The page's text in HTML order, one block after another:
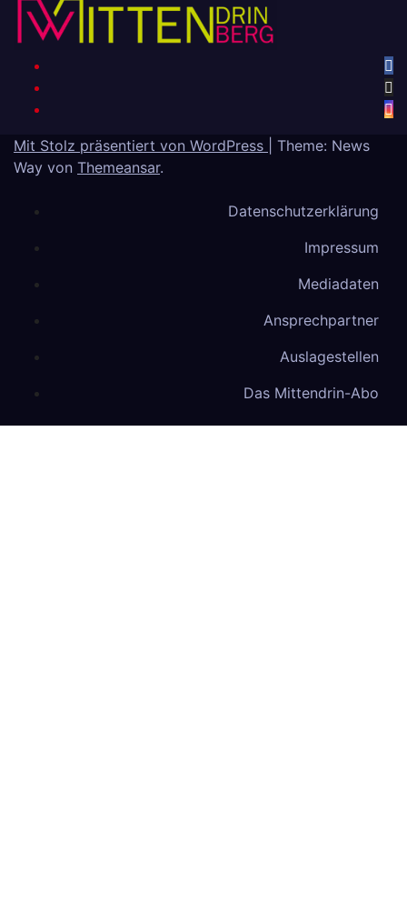
Mit Stolz präsentiert von WordPress
Theme: News
Way von Themeansar.
Datenschutzerklärung
Impressum
Mediadaten
Ansprechpartner
Auslagestellen
Das Mittendrin-Abo